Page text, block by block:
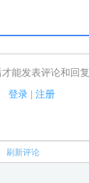
能发表评论和回复
登录| 注册
论了！
刷新评论